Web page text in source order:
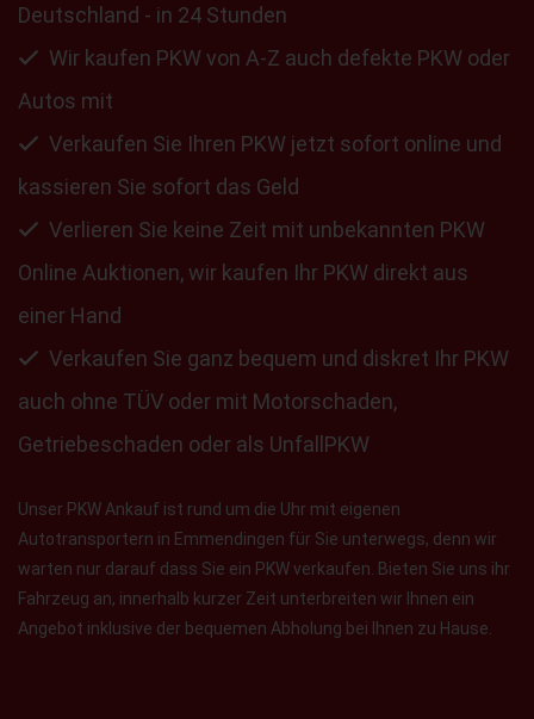
Deutschland - in 24 Stunden
Wir kaufen PKW von A-Z auch defekte PKW oder
Autos mit
Verkaufen Sie Ihren PKW jetzt sofort online und
kassieren Sie sofort das Geld
Verlieren Sie keine Zeit mit unbekannten PKW
Online Auktionen, wir kaufen Ihr PKW direkt aus
einer Hand
Verkaufen Sie ganz bequem und diskret Ihr PKW
auch ohne TÜV oder mit Motorschaden,
Getriebeschaden oder als UnfallPKW
Unser PKW Ankauf ist rund um die Uhr mit eigenen
Autotransportern in Emmendingen für Sie unterwegs, denn wir
warten nur darauf dass Sie ein PKW verkaufen. Bieten Sie uns ihr
Fahrzeug an, innerhalb kurzer Zeit unterbreiten wir Ihnen ein
Angebot inklusive der bequemen Abholung bei Ihnen zu Hause.